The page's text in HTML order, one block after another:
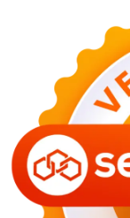
29 Juni
PLN
Akibat
29 Juni
Harga